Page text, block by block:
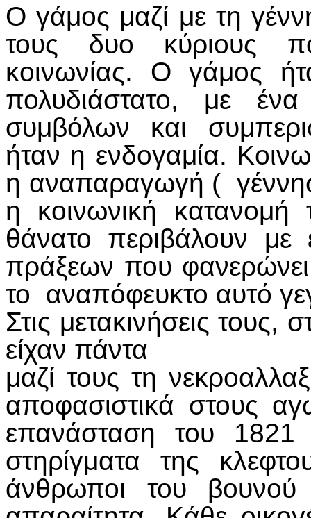
Ο γάμος μαζί με τη
τους δυο κύριους
κοινωνίας. Ο γάμος
πολυδιάστατο, με
συμβόλων και
ήταν η ενδογαμία.
η αναπαραγωγή (
η κοινωνική
θάνατο περιβάλουν
πράξεων που φανερώνει
το αναπόφευκτο αυτό
Στις μετακινήσεις τους,
είχαν πάντα
μαζί τους τη
αποφασιστικά στους
επανάσταση του 1821
στηρίγματα της
άνθρωποι του